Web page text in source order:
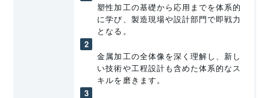
塑性加工の基礎から応用までを体系的
に学び、製造現場や設計部門で即戦力
となる。
金属加工の全体像を深く理解し、新し
い技術や工程設計も含めた体系的なス
キルを磨きます。